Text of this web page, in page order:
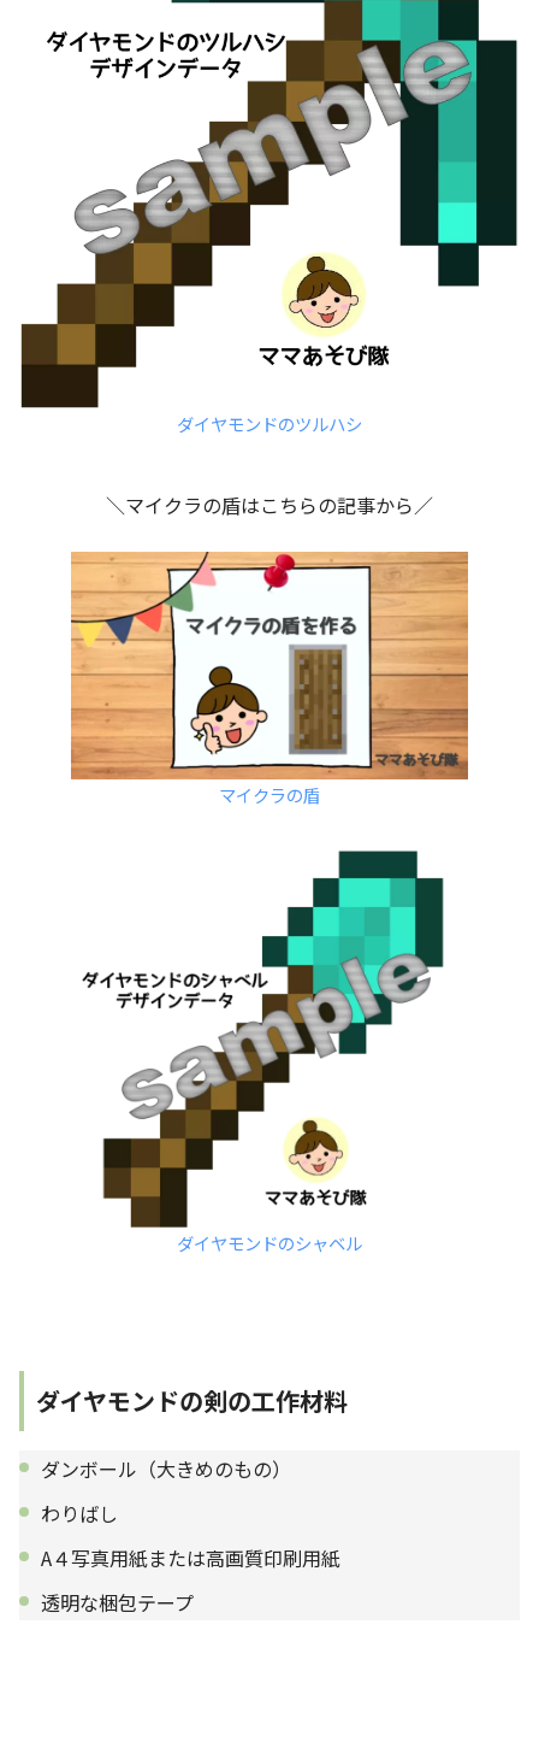
ダイヤモンドのツルハシ
＼マイクラの盾はこちらの記事から／
マイクラの盾
ダイヤモンドのシャベル
ダイヤモンドの剣の工作材料
ダンボール（大きめのもの）
わりばし
A４写真用紙または高画質印刷用紙
透明な梱包テープ